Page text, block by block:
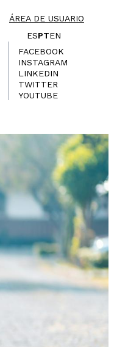
ÁREA DE USUARIO
ESPTEN
FACEBOOK
INSTAGRAM
LINKEDIN
TWITTER
YOUTUBE